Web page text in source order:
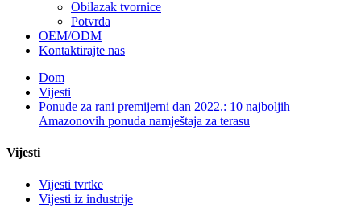
Obilazak tvornice
Potvrda
OEM/ODM
Kontaktirajte nas
Dom
Vijesti
Ponude za rani premijerni dan 2022.: 10 najboljih
Amazonovih ponuda namještaja za terasu
Vijesti
Vijesti tvrtke
Vijesti iz industrije